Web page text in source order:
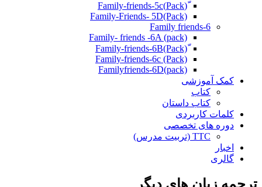
ّ(Pack)Family-friends-5c
Family-Friends- 5D(Pack)
Family friends-6
Family- friends -6A (pack)
Family-friends-6c (Pack)
Familyfriends-6D(pack)
کمک آموزشی
کتاب
کتاب داستان
کلمات کاربردی
دوره های تخصصی
TTC (تربیت مدرس)
اخبار
گالری